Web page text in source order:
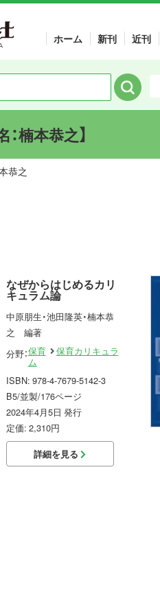
ホーム 新刊 近刊
：楠本恭之】
恭之
なぜからはじめるカリ
キュラム論
中原朋生・池田隆英・楠本恭
之 編著
分野：保育
保育カリキュラ
ム
ISBN: 978-4-7679-5142-3
B5/並製/176ページ
2024年4月5日 発行
定価: 2,310円
詳細を見る